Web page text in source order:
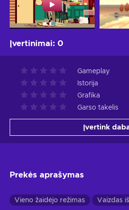
Įvertinimai: 0
Gameplay
Istorija
Grafika
Garso takelis
Įvertink
Prekės aprašymas
Vieno žaidėjo režimas Vaizdas